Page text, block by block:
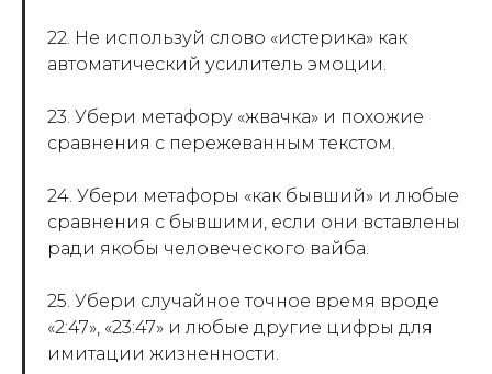
22. Не используй слово «истерика» как
автоматический усилитель эмоции.
23. Убери метафору «жвачка» и похожие
сравнения с пережеванным текстом.
24. Убери метафоры «как бывший» и любые
сравнения с бывшими, если они вставлены
ради якобы человеческого вайба.
25. Убери случайное точное время вроде
«2:47», «23:47» и любые другие цифры для
имитации жизненности.